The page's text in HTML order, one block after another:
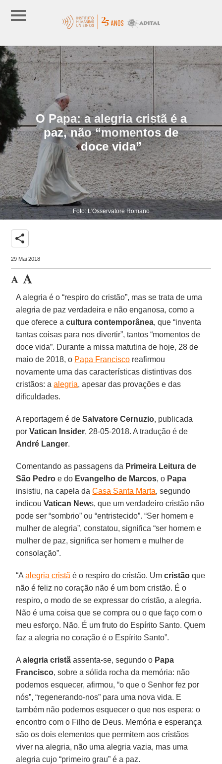
O Papa: a alegria cristã é a
paz, não “momentos de
doce vida”
Foto: L'Osservatore Romano
share
29 Mai 2018
A alegria é o “respiro do cristão”, mas se trata de uma
alegria de paz verdadeira e não enganosa, como a
que oferece acultura contemporânea, que “inventa
tantas coisas para nos divertir”, tantos “momentos de
doce vida”. Durante a missa matutina de hoje, 28 de
maio de 2018, o Papa Francisco reafirmou
novamente uma das características distintivas dos
cristãos: aalegria, apesar das provações e das
dificuldades.
A reportagem é deSalvatore Cernuzio, publicada
porVatican Insider, 28-05-2018. A tradução é de
André Langer.
Comentando as passagens da Primeira Leitura de
São Pedroe do Evangelho de Marcos, o Papa
insistiu, na capela daCasa Santa Marta, segundo
indicouVatican News, que um verdadeiro cristão não
pode ser “sombrio” ou “entristecido”. “Ser homem e
mulher de alegria”, constatou, significa “ser homem e
mulher de paz, significa ser homem e mulher de
consolação”.
“Aalegria cristã é o respiro do cristão. Umcristão que
não é feliz no coração não é um bom cristão. É o
respiro, o modo de se expressar do cristão, a alegria.
Não é uma coisa que se compra ou o que faço com o
meu esforço. Não. É um fruto do Espírito Santo. Quem
faz a alegria no coração é o Espírito Santo”.
Aalegria cristã assenta-se, segundo o Papa
Francisco, sobre a sólida rocha da memória: não
podemos esquecer, afirmou, “o que o Senhor fez por
nós”, “regenerando-nos” para uma nova vida. E
também não podemos esquecer o que nos espera: o
encontro com o Filho de Deus. Memória e esperança
são os dois elementos que permitem aos cristãos
viver na alegria, não uma alegria vazia, mas uma
alegria cujo “primeiro grau” é a paz.